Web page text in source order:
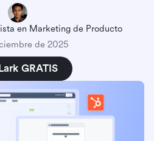
en Marketing de Producto
de 2025
GRATIS